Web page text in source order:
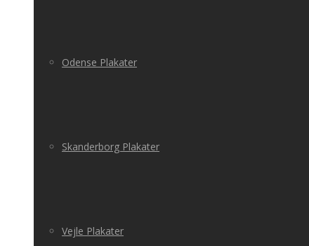
Odense Plakater
Skanderborg Plakater
Vejle Plakater